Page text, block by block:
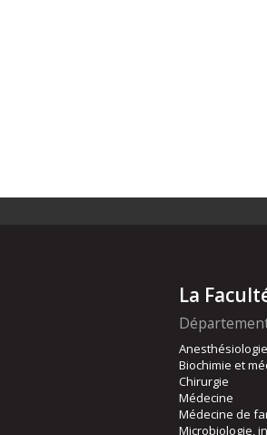
La
Biochimie et
Chirurgie
Médecine
Médecine de
Microbiologie,